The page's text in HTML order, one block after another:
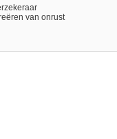
van onrust